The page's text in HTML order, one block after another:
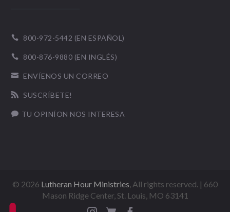
 800-972-5442 (EN ESPAÑOL)
 800-876-9880 (EN INGLÉS)
 ENVÍENOS UN CORREO
 SUSCRÍBETE!
 TU OPINÍON NOS INTERESA
© 2026 Lutheran Hour Ministries, All rights reserved. | 660
Mason Ridge Center, St. Louis, MO 63141